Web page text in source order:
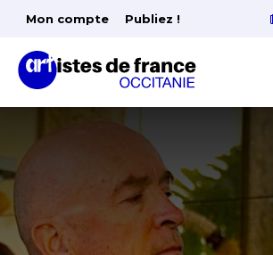
Mon compte Publiez !